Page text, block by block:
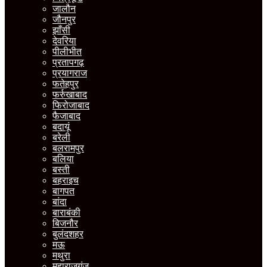
जालौन
जौनपुर
झाँसी
देवरिया
पीलीभीत
प्रतापगढ़
प्रयागराज
फतेहपुर
फर्रुखाबाद
फिरोजाबाद
फैजाबाद
बदायूं
बरेली
बलरामपुर
बलिया
बस्ती
बहराइच
बागपत
बांदा
बाराबंकी
बिजनौर
बुलंदशहर
मऊ
मथुरा